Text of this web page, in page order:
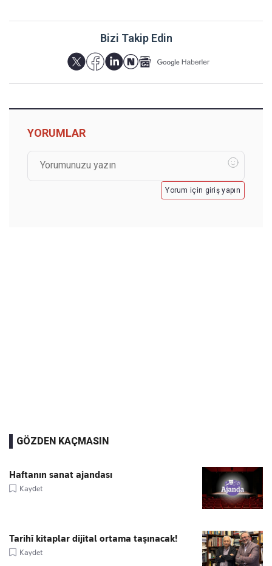
Bizi Takip Edin
YORUMLAR
Yorum için giriş yapın
GÖZDEN KAÇMASIN
Haftanın sanat ajandası
Kaydet
Tarihî kitaplar dijital ortama taşınacak!
Kaydet